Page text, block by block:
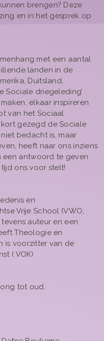
brengen? Deze
en in het gesprek op
met een aantal
landen in de
Duitsland,
Sociale driegeleding’
elkaar inspireren
van het Sociaal
gezegd de Sociale
bedacht is, maar
heeft naar ons inziens
antwoord te geven
ons voor stelt!
en
Vrije School (VWO,
tevens auteur en een
Theologie en
is voorzitter van de
( VOK)
tot oud.